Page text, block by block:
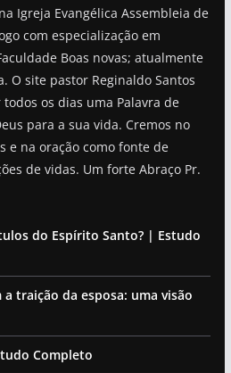
Igreja Evangélica Assembleia de
com especialização em
Boas novas; atualmente
O site pastor Reginaldo Santos
os dias uma Palavra de
para a sua vida. Cremos no
e na oração como fonte de
de vidas. Um forte Abraço Pr.
do Espírito Santo? | Estudo
traição da esposa: uma visão
Completo